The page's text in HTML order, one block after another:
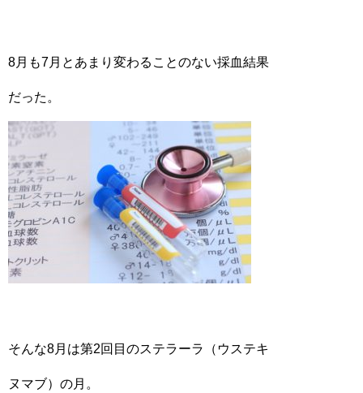
8月も7月とあまり変わることのない採血結果
だった。
そんな8月は第2回目のステラーラ（ウステキ
ヌマブ）の月。